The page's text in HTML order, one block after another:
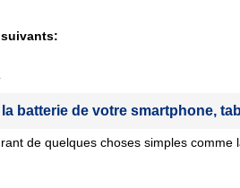
batterie de votre smartphone,
de quelques choses simples